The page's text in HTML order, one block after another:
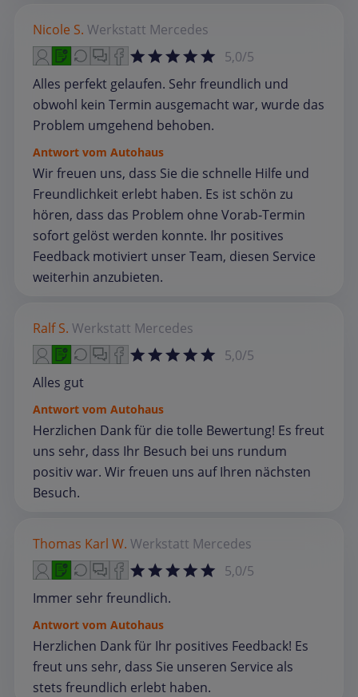
Nicole S. Werkstatt Mercedes
5,0/5
Alles perfekt gelaufen. Sehr freundlich und
obwohl kein Termin ausgemacht war, wurde das
Problem umgehend behoben.
Antwort vom Autohaus
Wir freuen uns, dass Sie die schnelle Hilfe und
Freundlichkeit erlebt haben. Es ist schön zu
hören, dass das Problem ohne Vorab‑Termin
sofort gelöst werden konnte. Ihr positives
Feedback motiviert unser Team, diesen Service
weiterhin anzubieten.
Ralf S. Werkstatt Mercedes
5,0/5
Alles gut
Antwort vom Autohaus
Herzlichen Dank für die tolle Bewertung! Es freut
uns sehr, dass Ihr Besuch bei uns rundum
positiv war. Wir freuen uns auf Ihren nächsten
Besuch.
Thomas Karl W. Werkstatt Mercedes
5,0/5
Immer sehr freundlich.
Antwort vom Autohaus
Herzlichen Dank für Ihr positives Feedback! Es
freut uns sehr, dass Sie unseren Service als
stets freundlich erlebt haben.